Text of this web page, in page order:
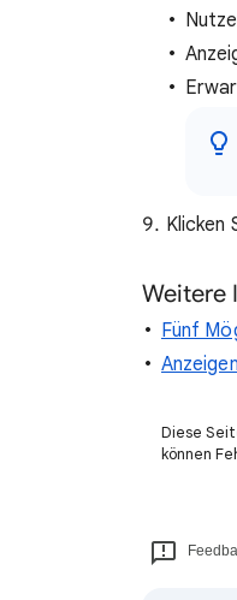
Klicken
Weitere
Fünf
Diese
können